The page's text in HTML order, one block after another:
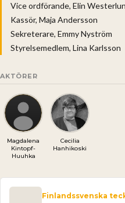
Vice ordförande, Elin
Kassör, Maja Andersson
Sekreterare, Emmy Nyström
Styrelsemedlem, Lina Karlsson
AKTÖRER
Magdalena
Kintopf-
Huuhka
Cecilia
Hanhikoski
Finlandssvenska